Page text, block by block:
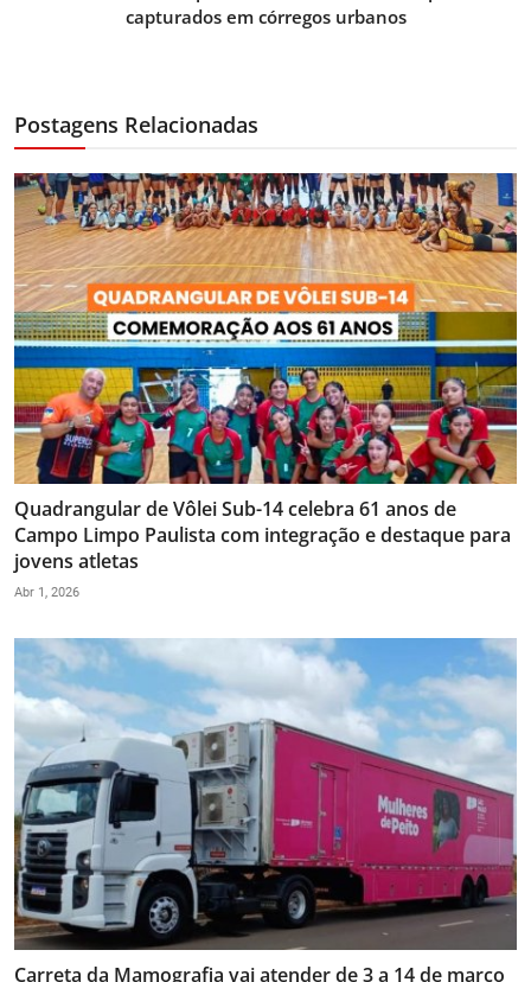
capturados em córregos urbanos
Postagens Relacionadas
Quadrangular de Vôlei Sub-14 celebra 61 anos de
Campo Limpo Paulista com integração e destaque para
jovens atletas
Abr 1, 2026
Carreta da Mamografia vai atender de 3 a 14 de março